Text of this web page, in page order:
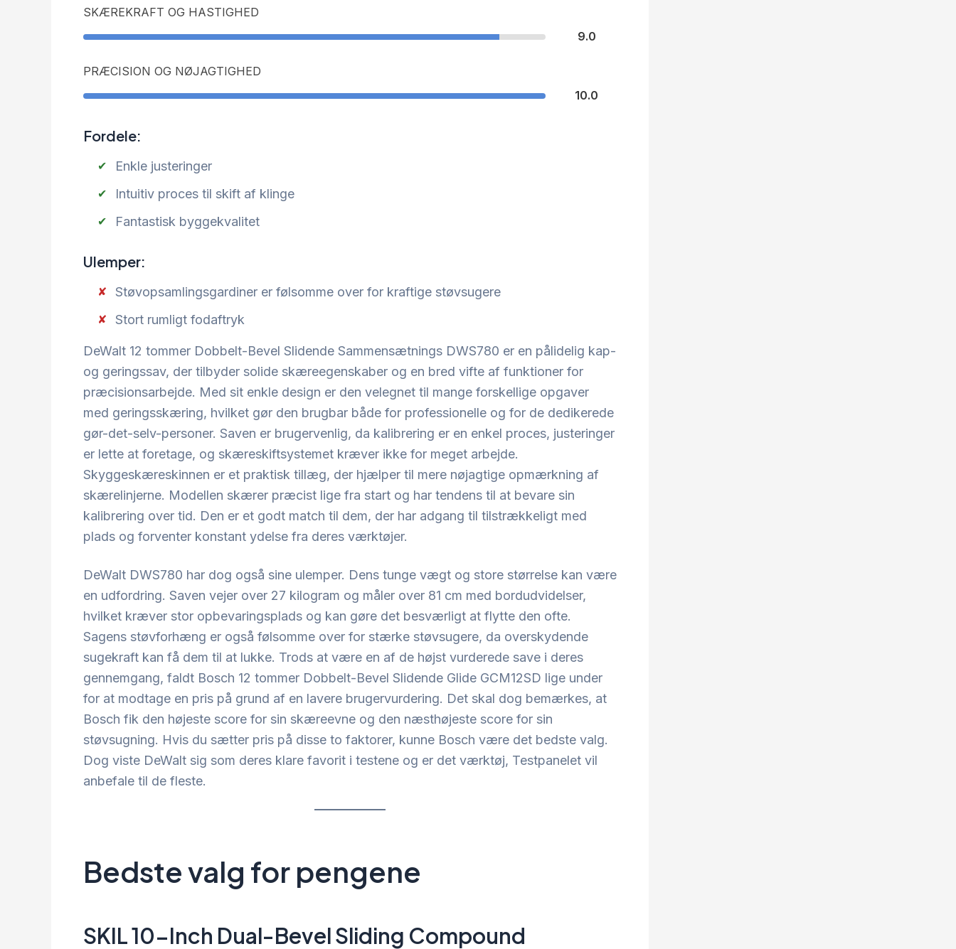
SKÆREKRAFT OG HASTIGHED
9.0
PRÆCISION OG NØJAGTIGHED
10.0
Fordele:
Enkle justeringer
Intuitiv proces til skift af klinge
Fantastisk byggekvalitet
Ulemper:
Støvopsamlingsgardiner er følsomme over for kraftige støvsugere
Stort rumligt fodaftryk
DeWalt 12 tommer Dobbelt-Bevel Slidende Sammensætnings DWS780 er en pålidelig kap-
og geringssav, der tilbyder solide skæreegenskaber og en bred vifte af funktioner for
præcisionsarbejde. Med sit enkle design er den velegnet til mange forskellige opgaver
med geringsskæring, hvilket gør den brugbar både for professionelle og for de dedikerede
gør-det-selv-personer. Saven er brugervenlig, da kalibrering er en enkel proces, justeringer
er lette at foretage, og skæreskiftsystemet kræver ikke for meget arbejde.
Skyggeskæreskinnen er et praktisk tillæg, der hjælper til mere nøjagtige opmærkning af
skærelinjerne. Modellen skærer præcist lige fra start og har tendens til at bevare sin
kalibrering over tid. Den er et godt match til dem, der har adgang til tilstrækkeligt med
plads og forventer konstant ydelse fra deres værktøjer.
DeWalt DWS780 har dog også sine ulemper. Dens tunge vægt og store størrelse kan være
en udfordring. Saven vejer over 27 kilogram og måler over 81 cm med bordudvidelser,
hvilket kræver stor opbevaringsplads og kan gøre det besværligt at flytte den ofte.
Sagens støvforhæng er også følsomme over for stærke støvsugere, da overskydende
sugekraft kan få dem til at lukke. Trods at være en af de højst vurderede save i deres
gennemgang, faldt Bosch 12 tommer Dobbelt-Bevel Slidende Glide GCM12SD lige under
for at modtage en pris på grund af en lavere brugervurdering. Det skal dog bemærkes, at
Bosch fik den højeste score for sin skæreevne og den næsthøjeste score for sin
støvsugning. Hvis du sætter pris på disse to faktorer, kunne Bosch være det bedste valg.
Dog viste DeWalt sig som deres klare favorit i testene og er det værktøj, Testpanelet vil
anbefale til de fleste.
Bedste valg for pengene
SKIL 10-Inch Dual-Bevel Sliding Compound